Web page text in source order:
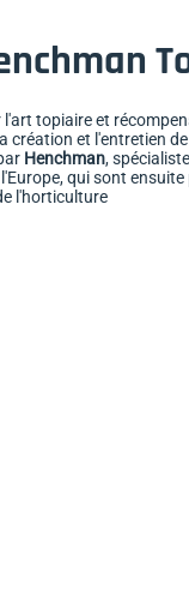
topiaire et
création et l'entretien
Henchman,
qui sont
l'horticulture